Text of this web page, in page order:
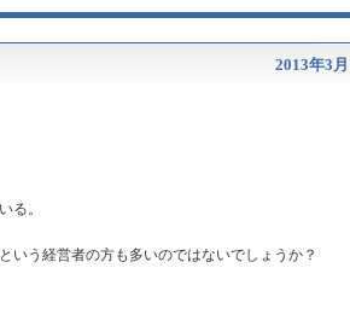
2013年3
る。
いう経営者の方も多いのではないでしょうか？